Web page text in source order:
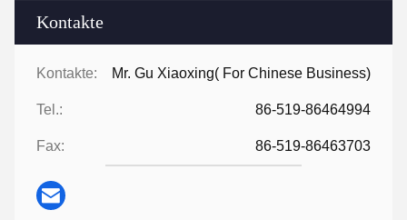
Kontakte
Kontakte: Mr. Gu Xiaoxing( For Chinese Business)
Tel.: 86-519-86464994
Fax: 86-519-86463703